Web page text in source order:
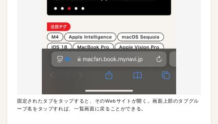
固定されたタブをタップすると、そのWebサイトが開く。画面上部のタブグル
ープ名をタップすれば、一覧画面に戻ることができる。